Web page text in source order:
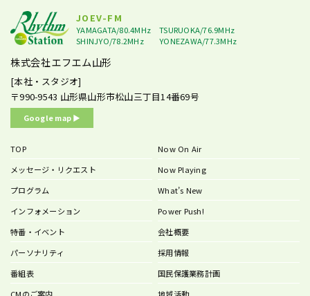
JOEV-FM
YAMAGATA/80.4MHz
TSURUOKA/76.9MHz
SHINJYO/78.2MHz
YONEZAWA/77.3MHz
株式会社エフエム山形
[本社・スタジオ]
〒990-9543 山形県山形市松山三丁目14番69号
Google map ▶︎
TOP
メッセージ・リクエスト
プログラム
インフォメーション
特番・イベント
パーソナリティ
番組表
Now On Air
Now Playing
What’s New
Power Push!
会社概要
採用情報
国民保護業務計画